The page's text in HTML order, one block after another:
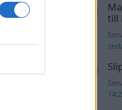
till